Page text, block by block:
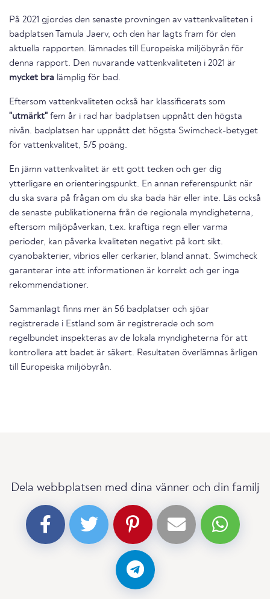
På 2021 gjordes den senaste provningen av vattenkvaliteten i
badplatsen Tamula Jaerv, och den har lagts fram för den
aktuella rapporten. lämnades till Europeiska miljöbyrån för
denna rapport. Den nuvarande vattenkvaliteten i 2021 är
mycket bra lämplig för bad.
Eftersom vattenkvaliteten också har klassificerats som
"utmärkt" fem år i rad har badplatsen uppnått den högsta
nivån. badplatsen har uppnått det högsta Swimcheck-betyget
för vattenkvalitet, 5/5 poäng.
En jämn vattenkvalitet är ett gott tecken och ger dig
ytterligare en orienteringspunkt. En annan referenspunkt när
du ska svara på frågan om du ska bada här eller inte. Läs också
de senaste publikationerna från de regionala myndigheterna,
eftersom miljöpåverkan, t.ex. kraftiga regn eller varma
perioder, kan påverka kvaliteten negativt på kort sikt.
cyanobakterier, vibrios eller cerkarier, bland annat. Swimcheck
garanterar inte att informationen är korrekt och ger inga
rekommendationer.
Sammanlagt finns mer än 56 badplatser och sjöar
registrerade i Estland som är registrerade och som
regelbundet inspekteras av de lokala myndigheterna för att
kontrollera att badet är säkert. Resultaten överlämnas årligen
till Europeiska miljöbyrån.
Dela webbplatsen med dina vänner och din familj